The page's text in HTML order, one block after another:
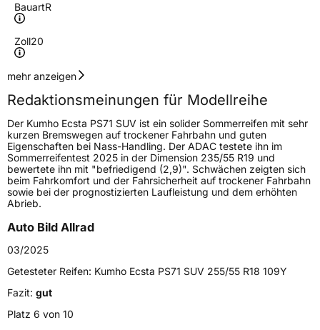
BauartR
Zoll20
Geschwindigkeitsindex
Höchstgeschwindigkeit
270 km/h
Lastindex111
Höchstlast1090 kg
Gewicht (in kg)15,21 kg
Fahrzeugtyp
VerwendungSommerreifen
Modellname
FahrzeugartPKW & SUV
mehr anzeigen
Redaktionsmeinungen für Modellreihe
Der Kumho Ecsta PS71 SUV ist ein solider Sommerreifen mit sehr
kurzen Bremswegen auf trockener Fahrbahn und guten
Eigenschaften bei Nass-Handling. Der ADAC testete ihn im
Sommerreifentest 2025 in der Dimension 235/55 R19 und
bewertete ihn mit "befriedigend (2,9)". Schwächen zeigten sich
beim Fahrkomfort und der Fahrsicherheit auf trockener Fahrbahn
sowie bei der prognostizierten Laufleistung und dem erhöhten
Abrieb.
Auto Bild Allrad
03/2025
Getesteter Reifen: Kumho Ecsta PS71 SUV 255/55 R18 109Y
Fazit: gut
Platz 6 von 10